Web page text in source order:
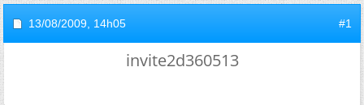
13/08/2009, 14h05 #1
invite2d360513